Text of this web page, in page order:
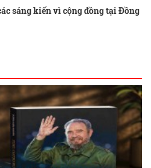
sáng kiến vì cộng đồng tại Đồng